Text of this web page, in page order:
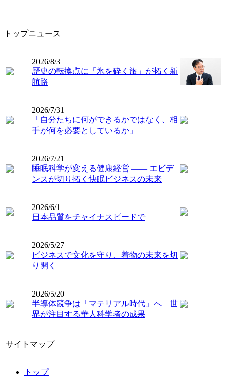
トップニュース
2026/8/3
歴史の転換点に「氷を砕く旅」が拓く新
航路
2026/7/31
「自分たちに何ができるかではなく、相
手が何を必要としているか」
2026/7/21
睡眠科学が変える健康経営 ―― エビデ
ンスが切り拓く快眠ビジネスの未来
2026/6/1
日本品質をチャイナスピードで
2026/5/27
ビジネスで文化を守り、着物の未来を切
り開く
2026/5/20
半導体競争は「マテリアル時代」へ 世
界が注目する華人科学者の成果
サイトマップ
トップ